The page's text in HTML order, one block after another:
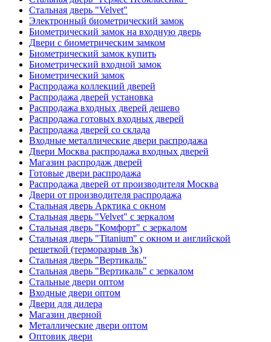
Стальная дверь "Velvet"
Электронный биометрический замок
Биометрический замок на входную дверь
Двери с биометрическим замком
Биометрический замок купить
Биометрический входной замок
Биометрический замок
Распродажа коллекций дверей
Распродажа дверей установка
Распродажа входных дверей дешево
Распродажа готовых входных дверей
Распродажа дверей со склада
Входные металлические двери распродажа
Двери Москва распродажа входных дверей
Магазин распродаж дверей
Готовые двери распродажа
Распродажа дверей от производителя Москва
Двери от производителя распродажа
Стальная дверь Арктика с окном
Стальная дверь "Velvet" с зеркалом
Стальная дверь "Комфорт" с зеркалом
Стальная дверь "Titanium" с окном и английской
решеткой (терморазрыв 3к)
Стальная дверь "Вертикаль"
Стальная дверь "Вертикаль" с зеркалом
Стальные двери оптом
Входные двери оптом
Двери для дилера
Магазин дверной
Металлические двери оптом
Оптовик двери